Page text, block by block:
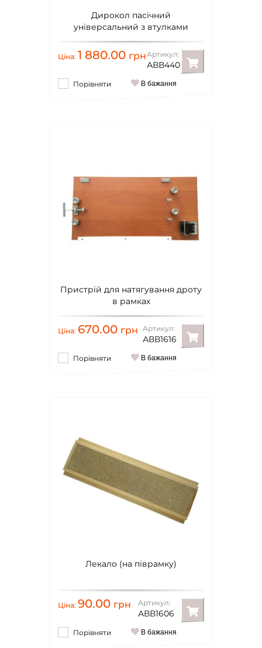
Дирокол пасічний
універсальний з втулками
Ціна: 1 880.00 грнАртикул:
АВВ440
Порівняти В бажання
Пристрій для натягування дроту
в рамках
Ціна: 670.00 грн Артикул:
АВВ1616
Порівняти В бажання
Лекало (на піврамку)
Ціна: 90.00 грн Артикул:
АВВ1606
Порівняти В бажання